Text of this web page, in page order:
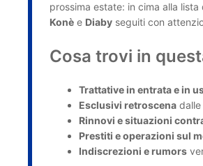
prossima estate: in cima alla
Konè e Diaby seguiti con
Cosa trovi in
Trattative in entrata e in
Esclusivi retroscena
Rinnovi e situazioni
Prestiti e operazioni sul
Indiscrezioni e rumors